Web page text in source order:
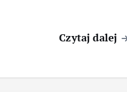
Czytaj dalej